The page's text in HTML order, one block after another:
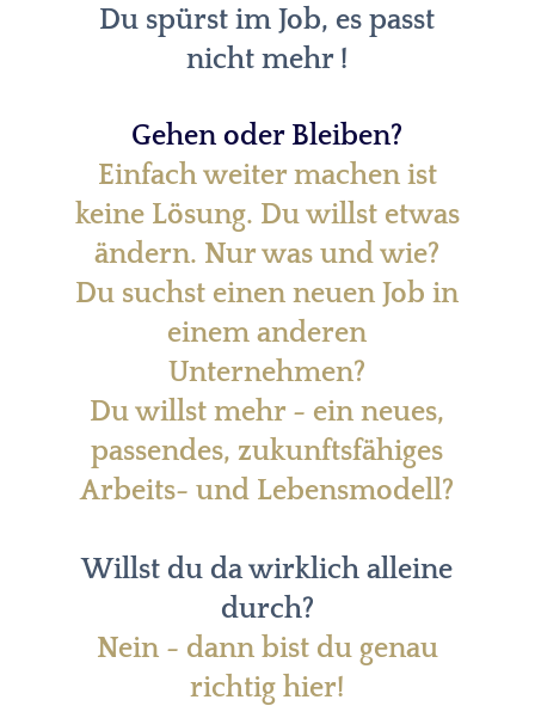
Du spürst im Job, es passt
nicht mehr !
Gehen oder Bleiben?
Einfach weiter machen ist
keine Lösung. Du willst etwas
ändern. Nur was und wie?
Du suchst einen neuen Job in
einem anderen
Unternehmen?
Du willst mehr - ein neues,
passendes, zukunftsfähiges
Arbeits- und Lebensmodell?
Willst du da wirklich alleine
durch?
Nein - dann bist du genau
richtig hier!